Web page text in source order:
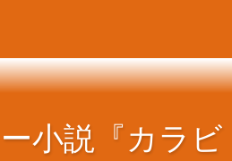
小説『カラビ